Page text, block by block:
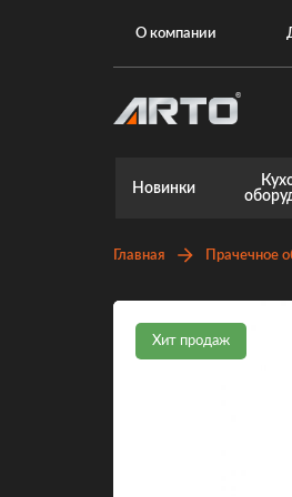
О компании
Новинки
Главная Прачечное
Хит продаж